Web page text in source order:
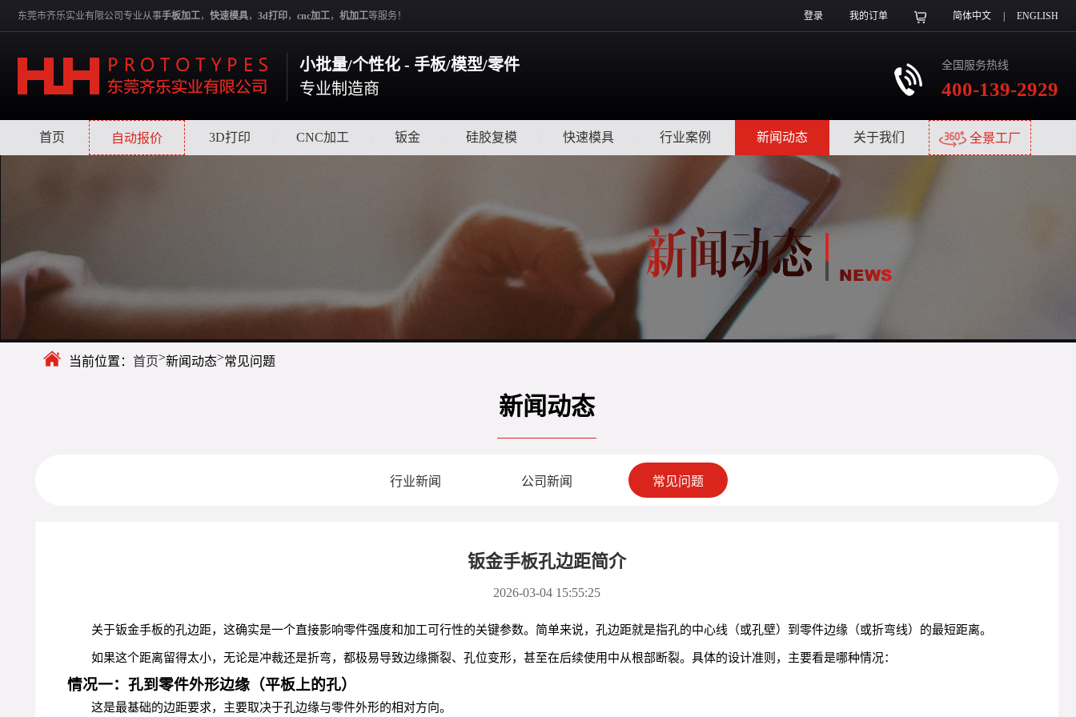
东莞市齐乐实业有限公司专业从事手板加工， 快速模具， 3d打印， cnc加工， 机加工等服务！ 登录 我的订单 简体中文 ENGLISH
小批量/个性化 - 手板/模型/零件
专业制造商
全国服务热线
400-139-2929
首页 自动报价 3D打印 CNC加工 钣金 硅胶复模 快速模具 行业案例 新闻动态 关于我们 全景工厂
当前位置： 首页>新闻动态>常见问题
新闻动态
行业新闻 公司新闻 常见问题
钣金手板孔边距简介
2026-03-04 15:55:25
关于钣金手板的孔边距，这确实是一个直接影响零件强度和加工可行性的关键参数。简单来说，孔边距就是指孔的中心线（或孔壁）到零件边缘（或折弯线）的最短距离。
如果这个距离留得太小，无论是冲裁还是折弯，都极易导致边缘撕裂、孔位变形，甚至在后续使用中从根部断裂。具体的设计准则，主要看是哪种情况：
情况一：孔到零件外形边缘（平板上的孔）
这是最基础的边距要求，主要取决于孔边缘与零件外形的相对方向。